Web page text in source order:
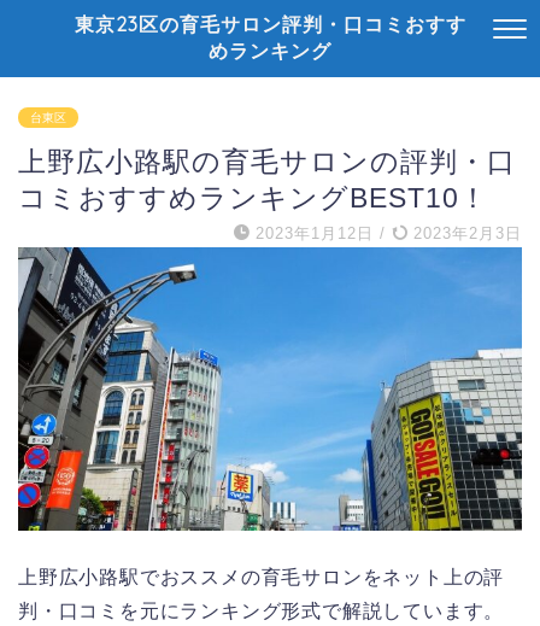
東京23区の育毛サロン評判・口コミおすす
めランキング
台東区
上野広小路駅の育毛サロンの評判・口
コミおすすめランキングBEST10！
2023年1月12日 / 2023年2月3日
上野広小路駅でおススメの育毛サロンをネット上の評
判・口コミを元にランキング形式で解説しています。